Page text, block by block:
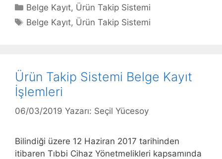
Duyuruda
Yer
İlişkin
İlave
Kategoriler
Belge Kayıt, Ürün Takip Sistemi
Etiketler
Belge Kayıt, Ürün Takip Sistemi
Ürün Takip Sistemi Belge Kayıt
İşlemleri
06/03/2019 Yazarı: Seçil Yücesoy
Bilindiği üzere 12 Haziran 2017 tarihinden
itibaren Tıbbi Cihaz Yönetmelikleri kapsamında